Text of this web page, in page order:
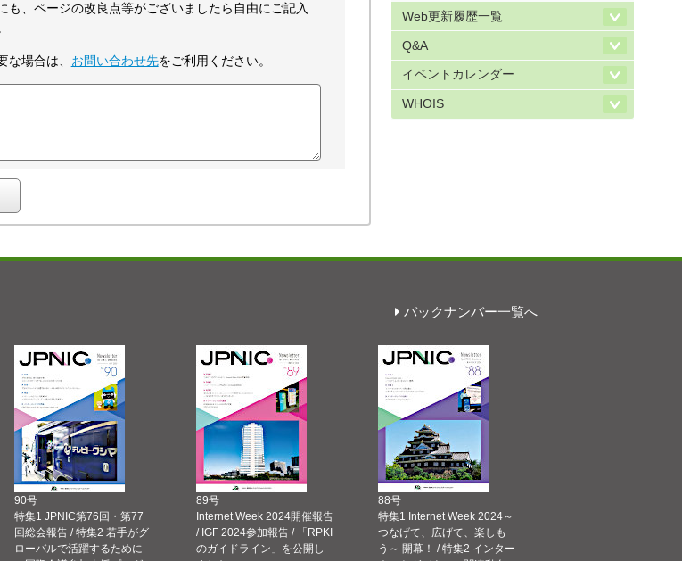
Web更新履歴一覧
Q&A
イベントカレンダー
WHOIS
も、ページの改良点等がございましたら自由にご記入
な場合は、 お問い合わせ先をご利用ください。
バックナンバー一覧へ
90号
特集1 JPNIC第76回・第77
回総会報告 / 特集2 若手がグ
ローバルで活躍するために
89号
Internet Week 2024開催報告
/ IGF 2024参加報告 / 「RPKI
のガイドライン」を公開し
88号
特集1 Internet Week 2024～
つなげて、広げて、楽しも
う～ 開幕！ / 特集2 インター